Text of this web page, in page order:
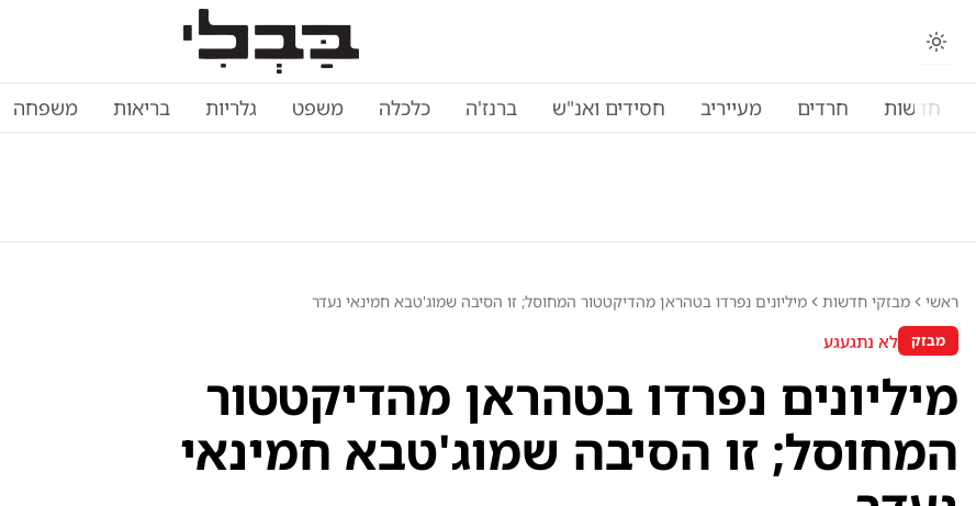
חדשות חרדים מעייריב חסידים ואנ"ש ברנז'ה כלכלה משפט גלריות בריאות משפחה
ראשי מבזקי חדשות מיליונים נפרדו בטהראן מהדיקטטור המחוסל; זו הסיבה שמוג'טבא חמינאי נעדר
מבזק לא נתגעגע
מיליונים נפרדו בטהראן מהדיקטטור
המחוסל; זו הסיבה שמוג'טבא חמינאי